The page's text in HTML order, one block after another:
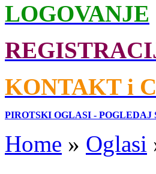
LOGOVANJE
KONTAKT i
PIROTSKI OGLASI - POGLEDAJ
Home » Oglasi